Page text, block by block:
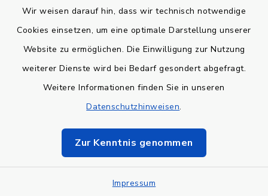
Wir weisen darauf hin, dass wir technisch notwendige
Cookies einsetzen, um eine optimale Darstellung unserer
Website zu ermöglichen. Die Einwilligung zur Nutzung
weiterer Dienste wird bei Bedarf gesondert abgefragt.
Weitere Informationen finden Sie in unseren
Datenschutzhinweisen.
Zur Kenntnis genommen
Impressum
Datenschutz
Impressum
Sitemap
Cookie-Einstellungen